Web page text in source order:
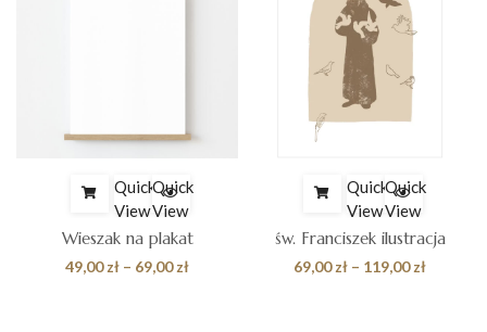
Quick
View
Quick
View
Wieszak na plakat
49,00zł – 69,00złZakres
Quick
View
Quick
View
św. Franciszek ilustracja
69,00zł – 119,00złZakres